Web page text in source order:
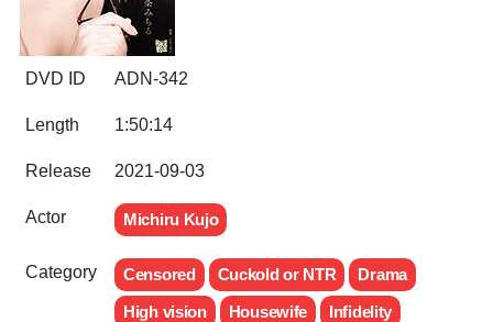
DVD ID ADN-342
Length 1:50:14
Release 2021-09-03
Actor Michiru Kujo
Category Censored Cuckold or NTR
Drama
High vision
Housewife
Infidelity